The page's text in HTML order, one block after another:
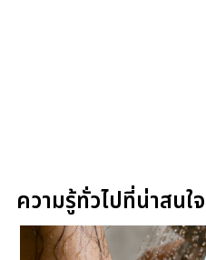
ความรู้ทั่วไปที่น่าสนใจ